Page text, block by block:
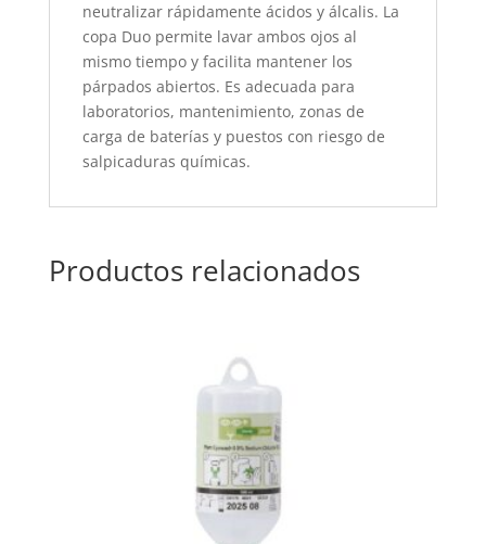
neutralizar rápidamente ácidos y álcalis. La
copa Duo permite lavar ambos ojos al
mismo tiempo y facilita mantener los
párpados abiertos. Es adecuada para
laboratorios, mantenimiento, zonas de
carga de baterías y puestos con riesgo de
salpicaduras químicas.
Productos relacionados